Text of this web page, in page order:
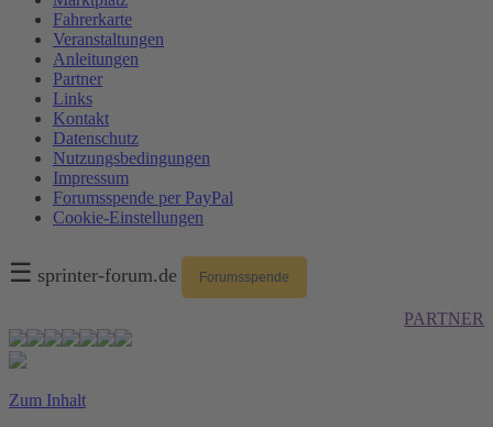
Fahrerkarte
Veranstaltungen
Anleitungen
Partner
Links
Kontakt
Datenschutz
Nutzungsbedingungen
Impressum
Forumsspende per PayPal
Cookie-Einstellungen
☰ sprinter-forum.de Forumsspende
PARTNER
Zum Inhalt